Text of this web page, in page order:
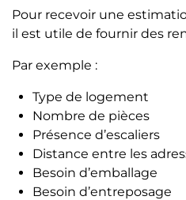
Pour recevoir une
il est utile de fournir des
Par exemple :
Type de logement
Nombre de pièces
Présence d’escaliers
Distance entre les
Besoin d’emballage
Besoin d’entreposage